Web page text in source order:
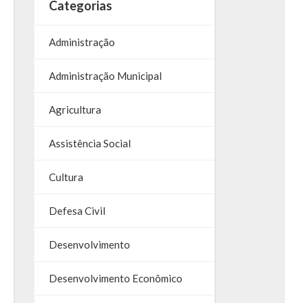
Categorias
Administração
Administração Municipal
Agricultura
Assistência Social
Cultura
Defesa Civil
Desenvolvimento
Desenvolvimento Econômico